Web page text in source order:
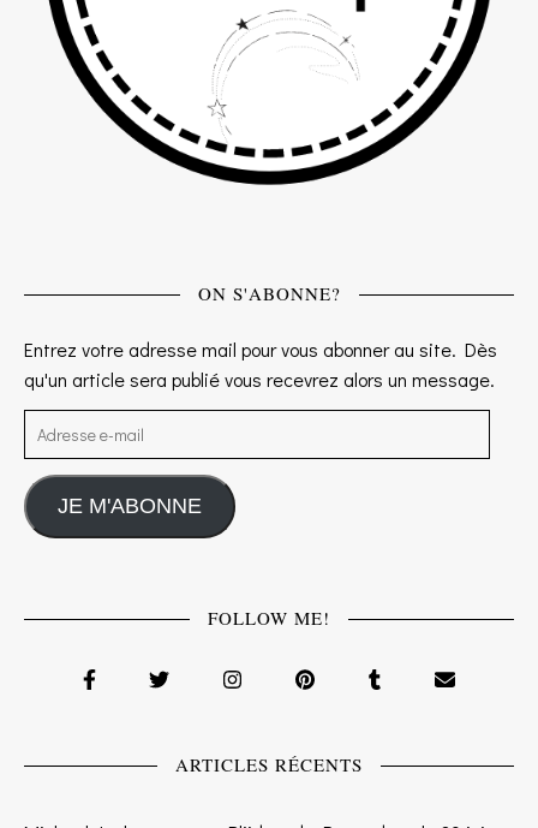
ON S'ABONNE?
Entrez votre adresse mail pour vous abonner au site. Dès
qu'un article sera publié vous recevrez alors un message.
Adresse e-mail
JE M'ABONNE
FOLLOW ME!
ARTICLES RÉCENTS